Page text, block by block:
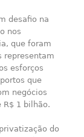
desafio na
nos
que foram
representam
esforços
que
negócios
R$ 1 bilhão.
do